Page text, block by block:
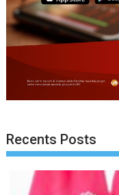
Recents Posts